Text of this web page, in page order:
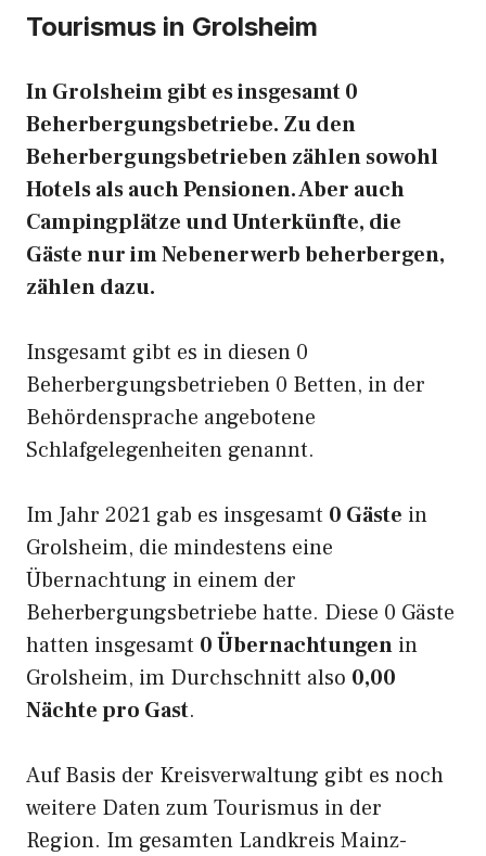
Tourismus in Grolsheim
In Grolsheim gibt es insgesamt 0
Beherbergungsbetriebe. Zu den
Beherbergungsbetrieben zählen sowohl
Hotels als auch Pensionen. Aber auch
Campingplätze und Unterkünfte, die
Gäste nur im Nebenerwerb beherbergen,
zählen dazu.
Insgesamt gibt es in diesen 0
Beherbergungsbetrieben 0 Betten, in der
Behördensprache angebotene
Schlafgelegenheiten genannt.
Im Jahr 2021 gab es insgesamt 0 Gäste in
Grolsheim, die mindestens eine
Übernachtung in einem der
Beherbergungsbetriebe hatte. Diese 0 Gäste
hatten insgesamt 0 Übernachtungen in
Grolsheim, im Durchschnitt also 0,00
Nächte pro Gast.
Auf Basis der Kreisverwaltung gibt es noch
weitere Daten zum Tourismus in der
Region. Im gesamten Landkreis Mainz-